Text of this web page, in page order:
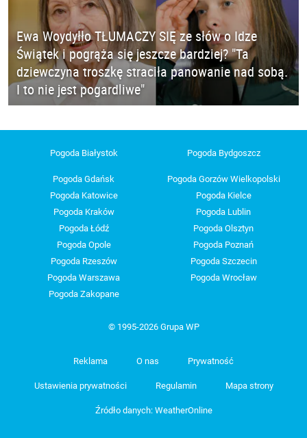
Ewa Woydyłło TŁUMACZY SIĘ ze słów o Idze
Świątek i pogrąża się jeszcze bardziej? "Ta
dziewczyna troszkę straciła panowanie nad sobą.
I to nie jest pogardliwe"
Pogoda Białystok Pogoda Bydgoszcz
Pogoda Gdańsk
Pogoda Gorzów Wielkopolski
Pogoda Katowice
Pogoda Kielce
Pogoda Kraków
Pogoda Lublin
Pogoda Łódź
Pogoda Olsztyn
Pogoda Opole
Pogoda Poznań
Pogoda Rzeszów
Pogoda Szczecin
Pogoda Warszawa
Pogoda Wrocław
Pogoda Zakopane
© 1995-2026 Grupa WP
Reklama O nas Prywatność
Ustawienia prywatności Regulamin Mapa strony
Źródło danych: WeatherOnline